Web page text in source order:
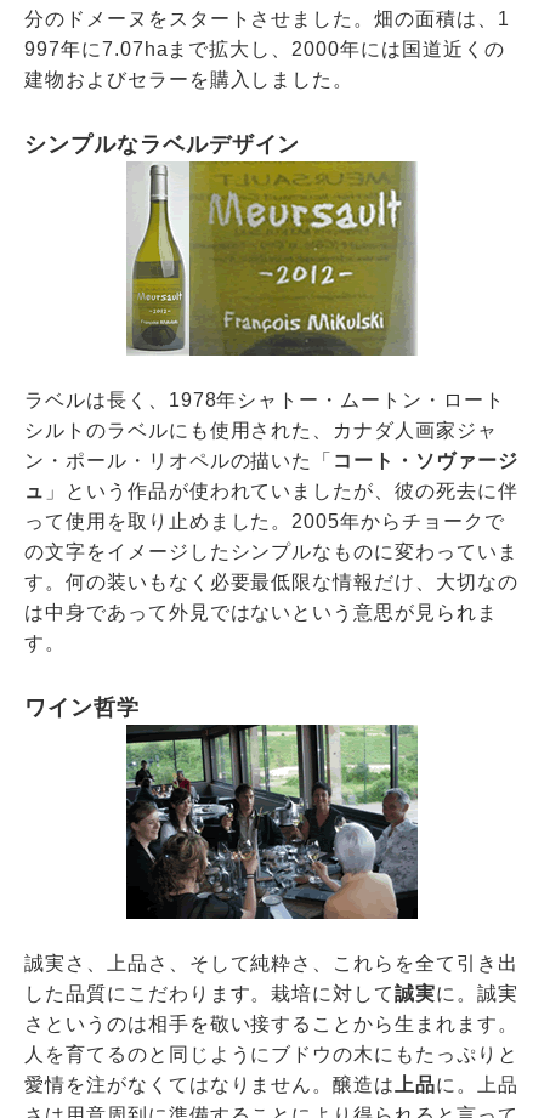
分のドメーヌをスタートさせました。畑の面積は、1
997年に7.07haまで拡大し、2000年には国道近くの
建物およびセラーを購入しました。
シンプルなラベルデザイン
ラベルは長く、1978年シャトー・ムートン・ロート
シルトのラベルにも使用された、カナダ人画家ジャ
ン・ポール・リオペルの描いた「 コート・ソヴァージ
ュ 」という作品が使われていましたが、彼の死去に伴
って使用を取り止めました。2005年からチョークで
の文字をイメージしたシンプルなものに変わっていま
す。何の装いもなく必要最低限な情報だけ、大切なの
は中身であって外見ではないという意思が見られま
す。
ワイン哲学
誠実さ、上品さ、そして純粋さ、これらを全て引き出
した品質にこだわります。栽培に対して誠実に。誠実
さというのは相手を敬い接することから生まれます。
人を育てるのと同じようにブドウの木にもたっぷりと
愛情を注がなくてはなりません。醸造は
上品に。上品